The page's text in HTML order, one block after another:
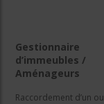
Gestionnaire
d’immeubles /
Aménageurs
Raccordement d’un ou